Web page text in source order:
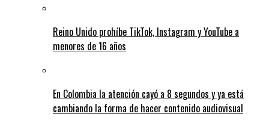
Reino Unido prohíbe TikTok, Instagram y YouTube a
menores de 16 años
En Colombia la atención cayó a 8 segundos y ya está
cambiando la forma de hacer contenido audiovisual